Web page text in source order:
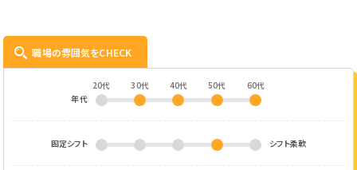
職場の雰囲気をCHECK
年代
20代 30代 40代 50代 60代
固定シフト シフト柔軟